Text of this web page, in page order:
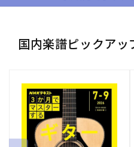
国内楽譜ピックアッ